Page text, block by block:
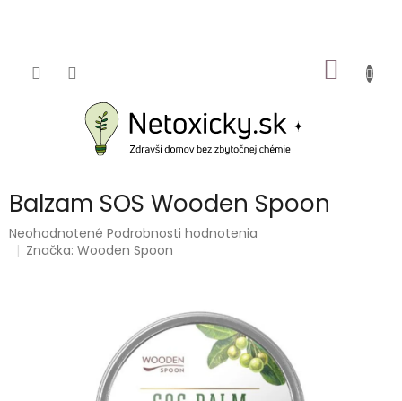
KOŠÍK
Balzam SOS Wooden Spoon
Priemerné
hodnotenie
Neohodnotené Podrobnosti hodnotenia
Značka:Wooden Spoon